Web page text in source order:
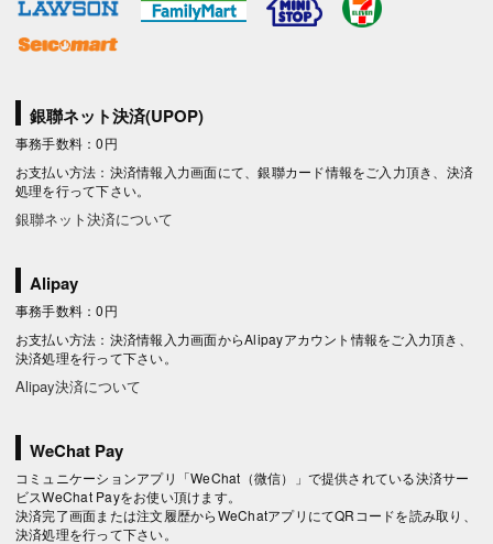
銀聯ネット決済(UPOP)
事務手数料：0円
お支払い方法：決済情報入力画面にて、銀聯カード情報をご入力頂き、決済
処理を行って下さい。
銀聯ネット決済について
Alipay
事務手数料：0円
お支払い方法：決済情報入力画面からAlipayアカウント情報をご入力頂き、
決済処理を行って下さい。
Alipay決済について
WeChat Pay
コミュニケーションアプリ「WeChat（微信）」で提供されている決済サー
ビスWeChat Payをお使い頂けます。
決済完了画面または注文履歴からWeChatアプリにてQRコードを読み取り、
決済処理を行って下さい。